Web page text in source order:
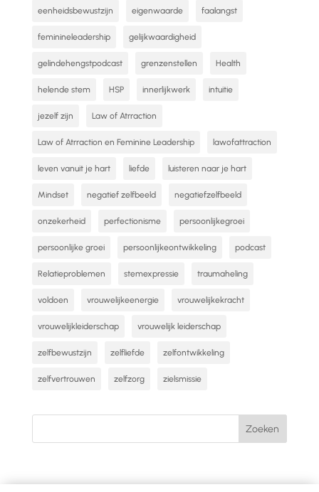
eenheidsbewustzijn eigenwaarde faalangst
feminineleadership gelijkwaardigheid
gelindehengstpodcast grenzenstellen Health
helende stem HSP innerlijkwerk intuitie
jezelf zijn Law of Atrraction
Law of Atrraction en Feminine Leadership lawofattraction
leven vanuit je hart liefde luisteren naar je hart
Mindset negatief zelfbeeld negatiefzelfbeeld
onzekerheid perfectionisme persoonlijkegroei
persoonlijke groei persoonlijkeontwikkeling podcast
Relatieproblemen stemexpressie traumaheling
voldoen vrouwelijkeenergie vrouwelijkekracht
vrouwelijkleiderschap vrouwelijk leiderschap
zelfbewustzijn zelfliefde zelfontwikkeling
zelfvertrouwen zelfzorg zielsmissie